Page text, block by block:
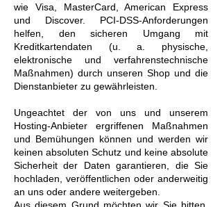
wie Visa, MasterCard, American Express
und Discover. PCI-DSS-Anforderungen
helfen, den sicheren Umgang mit
Kreditkartendaten (u. a. physische,
elektronische und verfahrenstechnische
Maßnahmen) durch unseren Shop und die
Dienstanbieter zu gewährleisten.
Ungeachtet der von uns und unserem
Hosting-Anbieter ergriffenen Maßnahmen
und Bemühungen können und werden wir
keinen absoluten Schutz und keine absolute
Sicherheit der Daten garantieren, die Sie
hochladen, veröffentlichen oder anderweitig
an uns oder andere weitergeben.